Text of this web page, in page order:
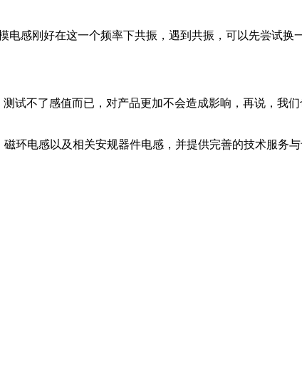
感刚好在这一个频率下共振，遇到共振，可以先尝试
试不了感值而已，对产品更加不会造成影响，再说，我
环电感以及相关安规器件电感，并提供完善的技术服务